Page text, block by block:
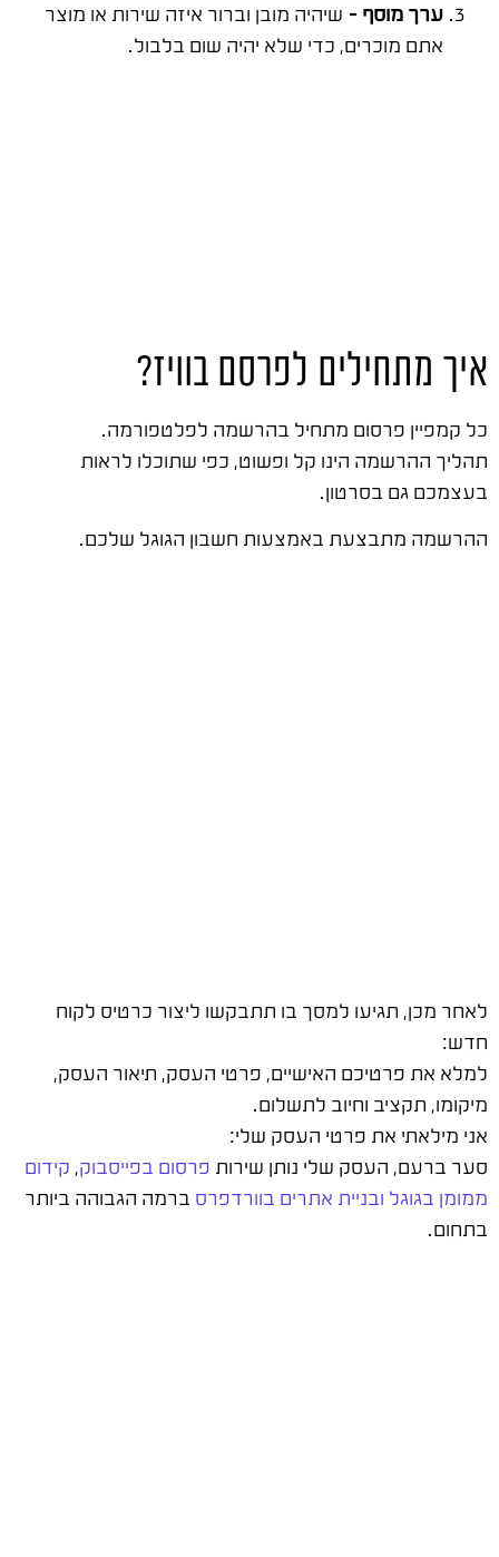
ערך מוסף – שיהיה מובן וברור איזה שירות או מוצר
אתם מוכרים, כדי שלא יהיה שום בלבול.
איך מתחילים לפרסם בוויז?
כל קמפיין פרסום מתחיל בהרשמה לפלטפורמה.
תהליך ההרשמה הינו קל ופשוט, כפי שתוכלו לראות
בעצמכם גם בסרטון.
ההרשמה מתבצעת באמצעות חשבון הגוגל שלכם.
לאחר מכן, תגיעו למסך בו תתבקשו ליצור כרטיס לקוח
חדש:
למלא את פרטיכם האישיים, פרטי העסק, תיאור העסק,
מיקומו, תקציב וחיוב לתשלום.
אני מילאתי את פרטי העסק שלי:
סער ברעם, העסק שלי נותן שירות פרסום בפייסבוק, קידום
ממומן בגוגל ובניית אתרים בוורדפרס ברמה הגבוהה ביותר
בתחום.